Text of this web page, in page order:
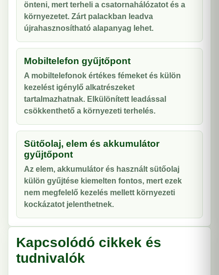
önteni, mert terheli a csatornahálózatot és a
környezetet. Zárt palackban leadva
újrahasznosítható alapanyag lehet.
Mobiltelefon gyűjtőpont
A mobiltelefonok értékes fémeket és külön
kezelést igénylő alkatrészeket
tartalmazhatnak. Elkülönített leadással
csökkenthető a környezeti terhelés.
Sütőolaj, elem és akkumulátor
gyűjtőpont
Az elem, akkumulátor és használt sütőolaj
külön gyűjtése kiemelten fontos, mert ezek
nem megfelelő kezelés mellett környezeti
kockázatot jelenthetnek.
Kapcsolódó cikkek és
tudnivalók